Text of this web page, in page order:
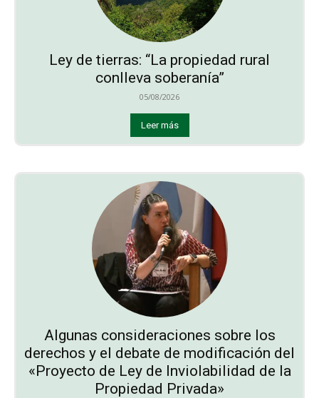
Ley de tierras: “La propiedad rural
conlleva soberanía”
05/08/2026
Leer más
Algunas consideraciones sobre los
derechos y el debate de modificación del
«Proyecto de Ley de Inviolabilidad de la
Propiedad Privada»